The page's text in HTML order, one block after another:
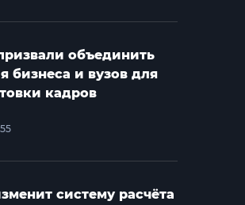
объединить
бизнеса и вузов для
кадров
систему расчёта